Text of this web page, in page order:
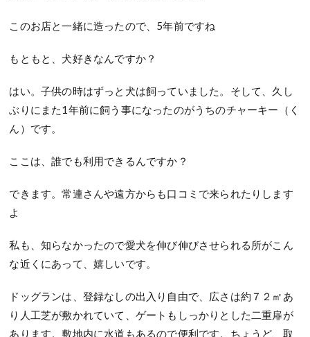
このお店と一緒に造ったので、5年前ですね
もともと、犬好きなんですか？
はい。子供の時はずっと犬は飼っていました。そして、久し
ぶりにまた1年前に飼う事になったのがうちのチャーキー（く
ん）です。
ここは、誰でも利用できるんですか？
できます。常連さんや遠方からも口コミで来られたりします
よ
私も、知らなかったので愛犬を伸び伸びさせられる所がこん
な近くにあって、嬉しいです。
ドッグランは、登録なしの出入り自由で、広さは約７２㎡あ
り人工芝が敷かれていて、ゲートもしっかりとした二重扉が
あります。敷地内に水道もあるので便利です。ちょうど、取